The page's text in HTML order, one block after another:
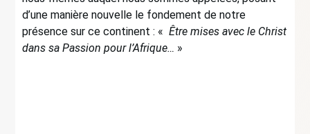
d’une manière nouvelle le fondement de notre
présence sur ce continent : « Être mises avec le Christ
dans sa Passion pour l’Afrique… »